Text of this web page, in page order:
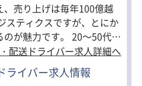
売り上げは毎年100億越
スティクスですが、とにか
が魅力です。 20～50代を
ドライバーが多く活躍して
ーも！ 普段からスタッフ
も多く、仲が良いのも特
配送ドライバー求人詳細へ
ライバー求人情報